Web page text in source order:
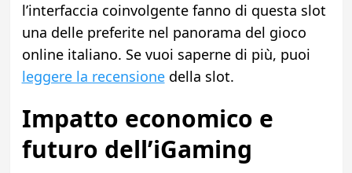
l’interfaccia coinvolgente fanno di questa slot
una delle preferite nel panorama del gioco
online italiano. Se vuoi saperne di più, puoi
leggere la recensionedella slot.
Impatto economico e
futuro dell’iGaming